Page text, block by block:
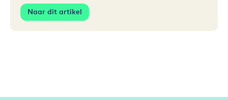
Naar dit artikel